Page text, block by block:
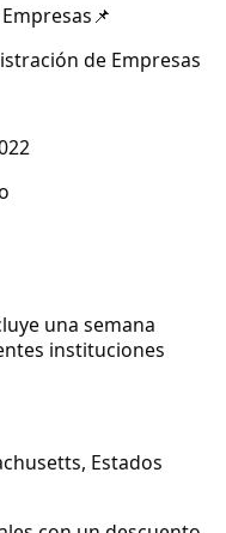
📌
de Empresas
una semana
instituciones
Estados